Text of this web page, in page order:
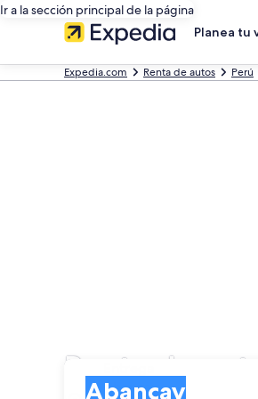
Ir a la sección principal de la página
Planea tu
Expedia.com Renta de autos Perú
Renta de
Abancay